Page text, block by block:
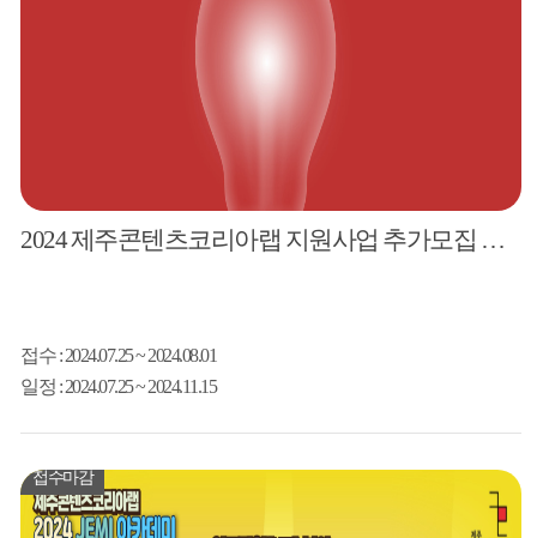
2024 제주콘텐츠코리아랩 지원사업 추가모집 공고
접수: 2024.07.25 ~ 2024.08.01
일정 : 2024.07.25 ~ 2024.11.15
접수마감